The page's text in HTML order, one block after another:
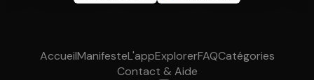
AccueilManifesteL'appExplorerFAQCatégories
Contact & Aide